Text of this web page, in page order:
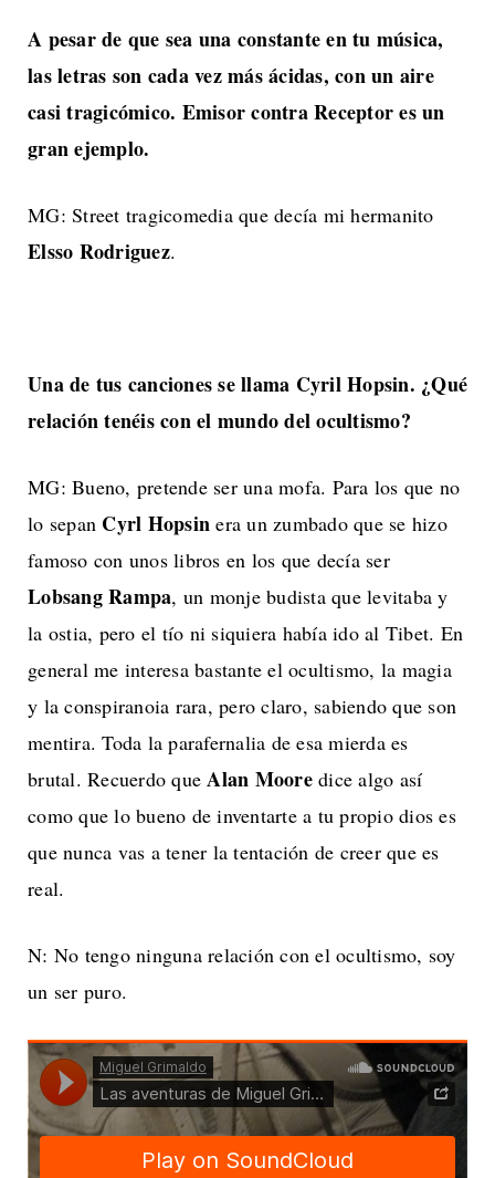
A pesar de que sea una constante en tu música,
las letras son cada vez más ácidas, con un aire
casi tragicómico. Emisor contra Receptor es un
gran ejemplo.
MG: Street tragicomedia que decía mi hermanito
Elsso Rodriguez.
Una de tus canciones se llama Cyril Hopsin. ¿Qué
relación tenéis con el mundo del ocultismo?
MG: Bueno, pretende ser una mofa. Para los que no
lo sepan Cyrl Hopsin era un zumbado que se hizo
famoso con unos libros en los que decía ser
Lobsang Rampa, un monje budista que levitaba y
la ostia, pero el tío ni siquiera había ido al Tibet. En
general me interesa bastante el ocultismo, la magia
y la conspiranoia rara, pero claro, sabiendo que son
mentira. Toda la parafernalia de esa mierda es
brutal. Recuerdo queAlan Mooredice algo así
como que lo bueno de inventarte a tu propio dios es
que nunca vas a tener la tentación de creer que es
real.
N: No tengo ninguna relación con el ocultismo, soy
un ser puro.